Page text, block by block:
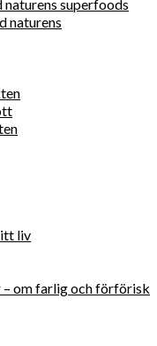
naturens superfoods
naturens
liv
om farlig och förförisk